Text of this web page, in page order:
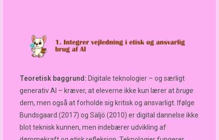
Teoretisk baggrund: Digitale teknologier – og særligt
generativ AI – kræver, at eleverne ikke kun lærer atbruge
dem, men også at forholde sig kritisk og ansvarligt. Ifølge
Bundsgaard (2017) og Säljö (2010) er digital dannelse ikke
blot teknisk kunnen, men indebærer udvikling af